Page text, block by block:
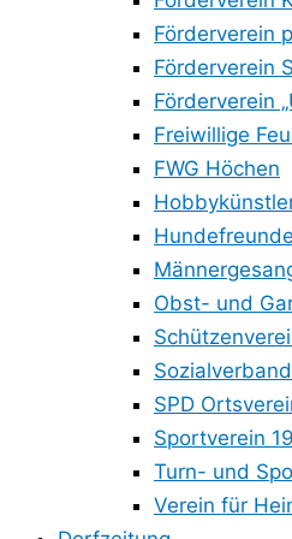
Förderverein
Förderverein
Förderverein
Freiwillige
FWG Höchen
Obst- und
SPD
Sportverein
Turn- und
Verein für